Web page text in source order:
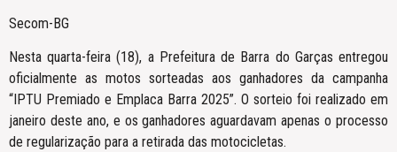
Secom-BG
Nesta quarta-feira (18), a Prefeitura de Barra do Garças entregou
oficialmente as motos sorteadas aos ganhadores da campanha
“IPTU Premiado e Emplaca Barra 2025”. O sorteio foi realizado em
janeiro deste ano, e os ganhadores aguardavam apenas o processo
de regularização para a retirada das motocicletas.